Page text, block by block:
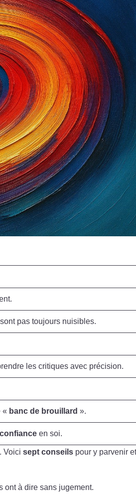
pas toujours nuisibles.
les critiques avec précision.
« banc de brouillard ».
confiance en soi.
Voicisept conseils pour y parvenir
ont à dire sans jugement.